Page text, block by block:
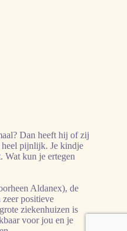
Dan heeft hij of zij
heel pijnlijk. Je kindje
Wat kun je ertegen
Aldanex), de
positieve
ziekenhuizen is
voor jou en je